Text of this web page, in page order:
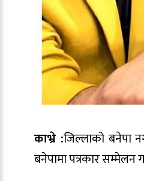
काभ्रे :जिल्लाको बनेपा
बनेपामा पत्रकार सम्मेलन